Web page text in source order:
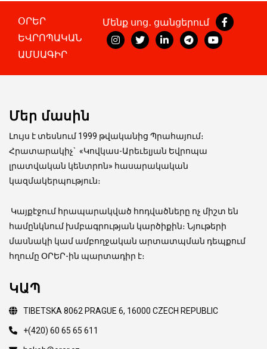
ՕՐԵՐ
ԵՎՐՈՊԱԿԱՆ
ԱՄՍԱԳԻՐ
Մենք սոց․ ցանցերում
Մեր մասին
Լույս է տեսնում 1999 թվականից Պրահայում։
Հրատարակիչ` «Կովկաս-Արեւելյան Եվրոպա
լրատվական կենտրոն» հասարակական
կազմակերպություն։
Կայքէջում հրապարակված հոդվածները ոչ միշտ են
համընկնում խմբագրության կարծիքին։ Նյութերի
մասնակի կամ ամբողջական արտատպման դեպքում
հղումը ՕՐԵՐ-ին պարտադիր է։
ԿԱՊ
TIBETSKA 8062 PRAGUE 6, 16000 CZECH REPUBLIC
+(420) 60 65 65 611